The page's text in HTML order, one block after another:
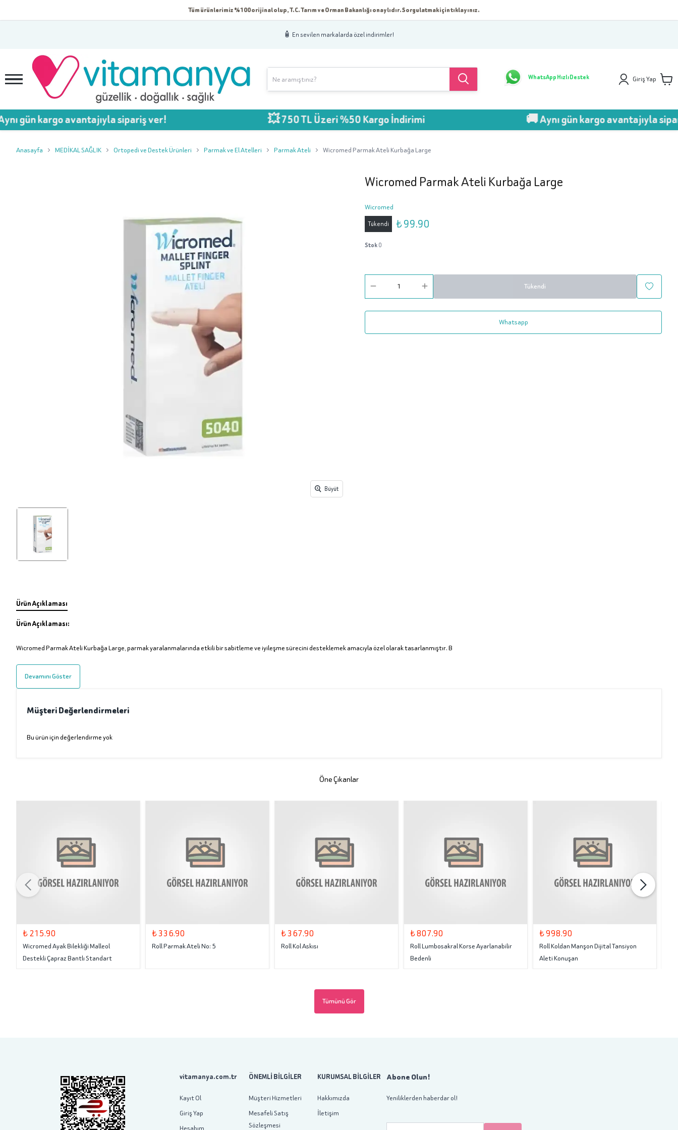
Tüm ürünlerimiz %100 orijinal olup, T.C. Tarım ve Orman Bakanlığı onaylıdır. Sorgulatmak için tıklayınız.
🧴 En sevilen markalarda özel indirimler!
WhatsApp Hızlı Destek Giriş Yap
avantajıyla sipariş ver! 💥 750 TL Üzeri %50 Kargo İndirimi 🚚 Aynı gün kargo avantajıyla sipariş ver!
Anasayfa MEDİKAL SAĞLIK Ortopedi ve Destek Ürünleri Parmak ve El Atelleri Parmak Ateli Wicromed Parmak Ateli Kurbağa Large
Büyüt
Wicromed Parmak Ateli Kurbağa Large
Wicromed
Tükendi ₺ 99.90
Stok0
Tükendi
Whatsapp
Ürün Açıklaması
Ürün Açıklaması:
Wicromed Parmak Ateli Kurbağa Large, parmak yaralanmalarında etkili bir sabitleme ve iyileşme sürecini desteklemek amacıyla özel olarak tasarlanmıştır. B
Devamını Göster
Müşteri Değerlendirmeleri
Bu ürün için değerlendirme yok
Öne Çıkanlar
₺ 215.90
Wicromed Ayak Bilekliği Malleol
Destekli Çapraz Bantlı Standart
₺ 336.90
Roll Parmak Ateli No: 5
₺ 367.90
Roll Kol Askısı
₺ 807.90
Roll Lumbosakral Korse Ayarlanabilir
Bedenli
₺ 998.90
Roll Koldan Manşon Dijital Tansiyon
Aleti Konuşan
Tümünü Gör
vitamanya.com.tr
Kayıt Ol
Giriş Yap
ÖNEMLİ BİLGİLER
Müşteri Hizmetleri
Mesafeli Satış
Sözleşmesi
KURUMSAL BİLGİLER
Hakkımızda
İletişim
Abone Olun!
Yeniliklerden haberdar ol!